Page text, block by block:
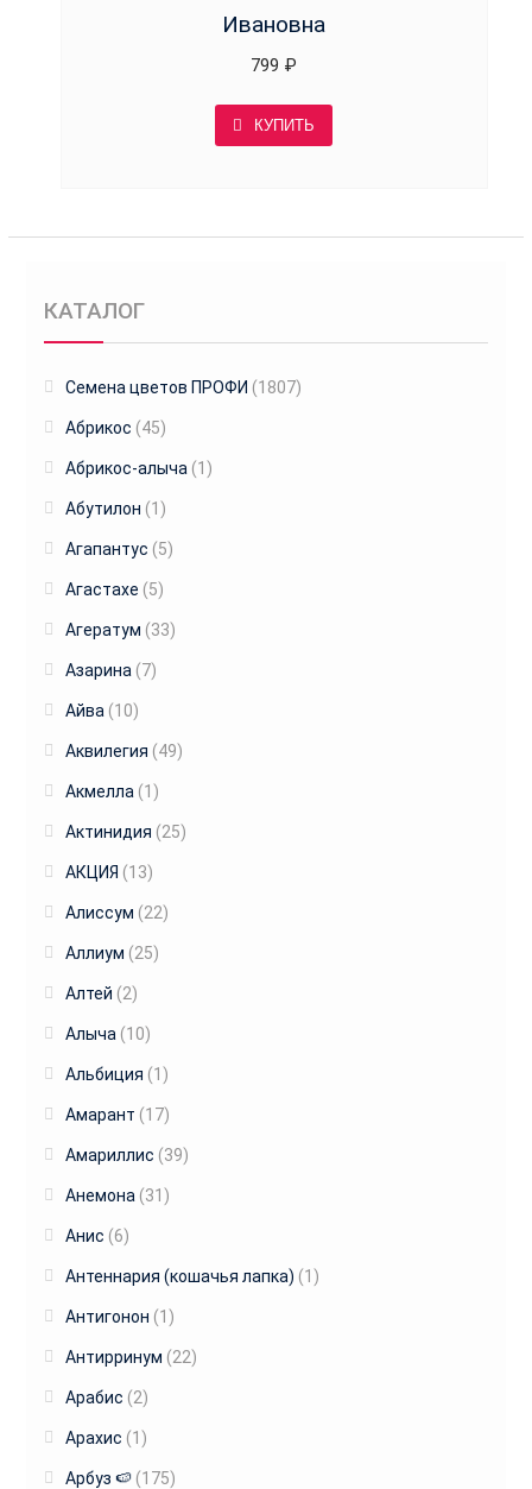
Ивановна
799 ₽
КУПИТЬ
КАТАЛОГ
Cемена цветов ПРОФИ (1807)
Абрикос (45)
Абрикос-алыча (1)
Абутилон (1)
Агапантус (5)
Агастахе (5)
Агератум (33)
Азарина (7)
Айва (10)
Аквилегия (49)
Акмелла (1)
Актинидия (25)
АКЦИЯ (13)
Алиссум (22)
Аллиум (25)
Алтей (2)
Алыча (10)
Альбиция (1)
Амарант (17)
Амариллис (39)
Анемона (31)
Анис (6)
Антеннария (кошачья лапка) (1)
Антигонон (1)
Антирринум (22)
Арабис (2)
Арахис (1)
Арбуз 🍉 (175)